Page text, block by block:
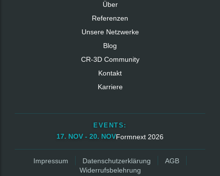
Über
Referenzen
Unsere Netzwerke
Blog
CR‑3D Community
Kontakt
Karriere
EVENTS:
17. NOV - 20. NOVFormnext 2026
Impressum Datenschutzerklärung
AGB
Widerrufsbelehrung